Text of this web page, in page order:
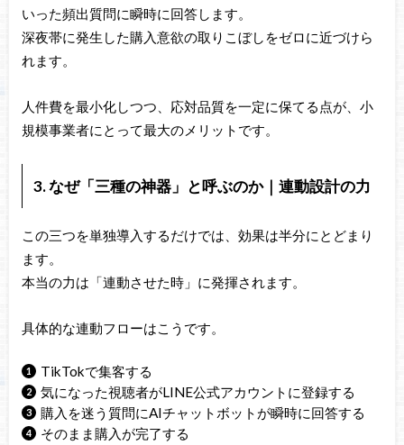
いった頻出質問に瞬時に回答します。
深夜帯に発生した購入意欲の取りこぼしをゼロに近づけら
れます。
人件費を最小化しつつ、応対品質を一定に保てる点が、小
規模事業者にとって最大のメリットです。
3. なぜ「三種の神器」と呼ぶのか｜連動設計の力
この三つを単独導入するだけでは、効果は半分にとどまり
ます。
本当の力は「連動させた時」に発揮されます。
具体的な連動フローはこうです。
TikTokで集客する
気になった視聴者がLINE公式アカウントに登録する
購入を迷う質問にAIチャットボットが瞬時に回答する
そのまま購入が完了する